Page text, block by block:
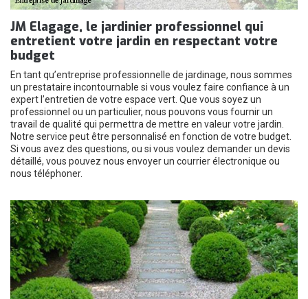
JM Elagage, le jardinier professionnel qui
entretient votre jardin en respectant votre
budget
En tant qu’entreprise professionnelle de jardinage, nous sommes
un prestataire incontournable si vous voulez faire confiance à un
expert l’entretien de votre espace vert. Que vous soyez un
professionnel ou un particulier, nous pouvons vous fournir un
travail de qualité qui permettra de mettre en valeur votre jardin.
Notre service peut être personnalisé en fonction de votre budget.
Si vous avez des questions, ou si vous voulez demander un devis
détaillé, vous pouvez nous envoyer un courrier électronique ou
nous téléphoner.